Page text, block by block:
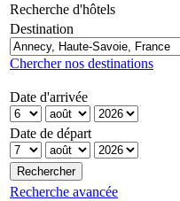
Recherche d'hôtels
Destination
Chercher nos destinations
Date d'arrivée
Date de départ
Recherche avancée